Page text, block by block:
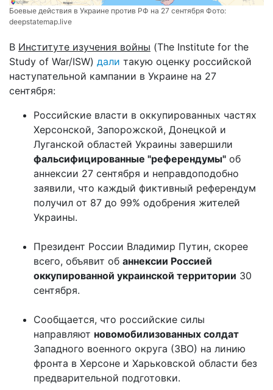
Боевые действия в Украине против РФ на 27 сентября Фото:
deepstatemap.live
В Институте изучения войны (The Institute for the
Study of War/ISW) дали такую оценку российской
наступательной кампании в Украине на 27
сентября:
Российские власти в оккупированных частях
Херсонской, Запорожской, Донецкой и
Луганской областей Украины завершили
фальсифицированные "референдумы" об
аннексии 27 сентября и неправдоподобно
заявили, что каждый фиктивный референдум
получил от 87 до 99% одобрения жителей
Украины.
Президент России Владимир Путин, скорее
всего, объявит об аннексии Россией
оккупированной украинской территории 30
сентября.
Сообщается, что российские силы
направляют новомобилизованных солдат
Западного военного округа (ЗВО) на линию
фронта в Херсоне и Харьковской области без
предварительной подготовки.